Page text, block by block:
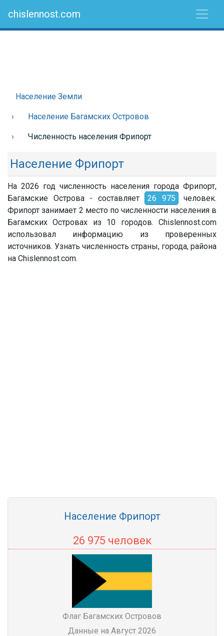
chislennost.com
Население Земли
Население Багамских Островов
Численность населения Фрипорт
Население Фрипорт
На 2026 год численность населения города Фрипорт,
Багамские Острова - составляет
26 975 человек.
Фрипорт занимает 2 место по численности населения в
Багамских Островах из 10 городов. Chislennost.com
использовал информацию из проверенных
источников. Узнать численность страны, города, района
на Chislennost.com.
Население Фрипорт
26 975 человек
Флаг Багамских Островов
Данные на Август 2026